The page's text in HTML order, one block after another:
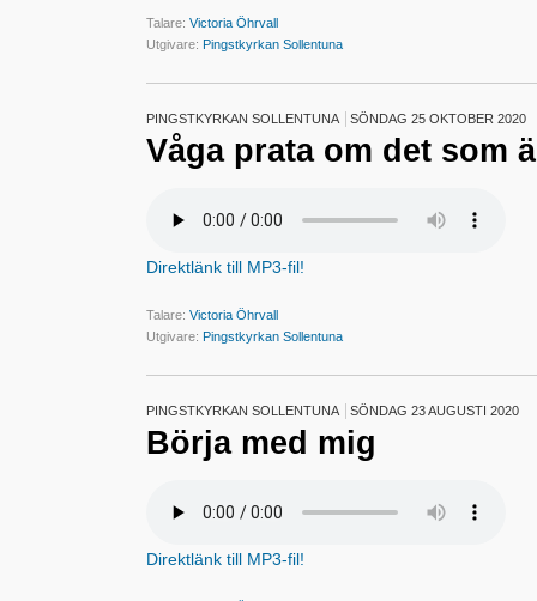
Talare: Victoria Öhrvall
Utgivare: Pingstkyrkan Sollentuna
PINGSTKYRKAN SOLLENTUNA SÖNDAG 25 OKTOBER 2020
Våga prata om det som
Direktlänk till MP3-fil!
Talare: Victoria Öhrvall
Utgivare: Pingstkyrkan Sollentuna
PINGSTKYRKAN SOLLENTUNA SÖNDAG 23 AUGUSTI 2020
Börja med mig
Direktlänk till MP3-fil!